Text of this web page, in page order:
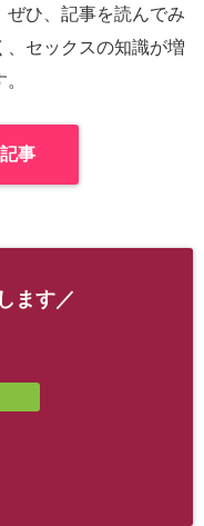
ぜひ、記事を読んでみ
、セックスの知識が増
事
ます／